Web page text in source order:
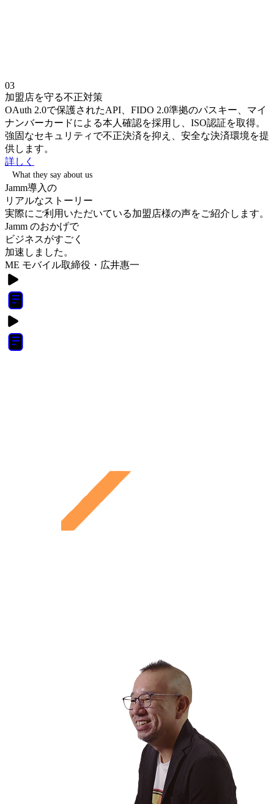
03
加盟店を守る不正対策
OAuth 2.0で保護されたAPI、FIDO 2.0準拠のパスキー、マイ
ナンバーカードによる本人確認を採用し、ISO認証を取得。
強固なセキュリティで不正決済を抑え、安全な決済環境を提
供します。
詳しく
What they say about us
Jamm導入の
リアルなストーリー
実際にご利用いただいている加盟店様の声をご紹介します。
Jamm のおかげで
ビジネスがすごく
加速しました。
ME モバイル取締役・広井惠一